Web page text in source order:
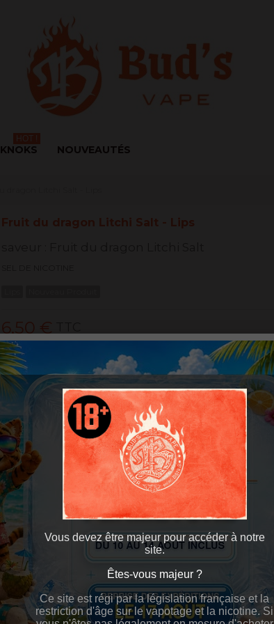
KNOKS
HOT !
NOUVEAUTÉS
Fruit du dragon Litchi Salt - Lips
6,50 €
Taux de Nicotine
10 mg Salt
+
AJOUTER AU PANIER
Aucun point de fidélité pour ce produit.
Êtes-vous majeur ?
Ce site est régi par la législation française et la
restriction d'âge sur le vapotage et la nicotine. Si
Vous devez être majeur pour accéder à notre
site.
Êtes-vous majeur ?
Ce site est régi par la législation française et la
restriction d'âge sur le vapotage et la nicotine. Si